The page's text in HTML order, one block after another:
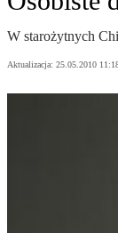
W starożytnych
Aktualizacja: 25.05.2010